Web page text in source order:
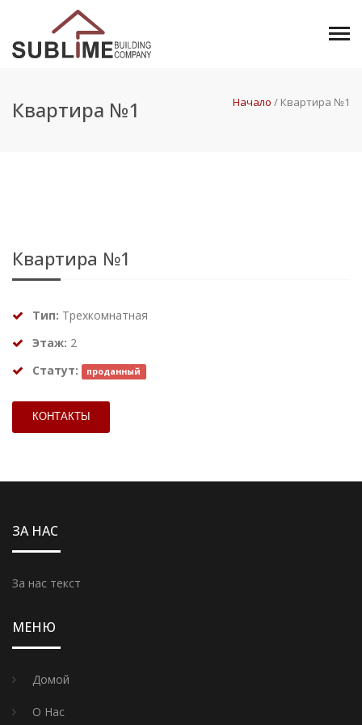
Квартира №1 Начало / Квартира №1
Квартира №1
Тип: Трехкомнатная
Этаж: 2
Статут:
проданный
КОНТАКТЫ
ЗА НАС
За нас текст
МЕНЮ
Домой
O Нас